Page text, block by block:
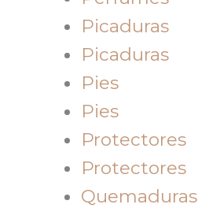
Picaduras
Picaduras
Pies
Pies
Protectores
Protectores
Quemaduras